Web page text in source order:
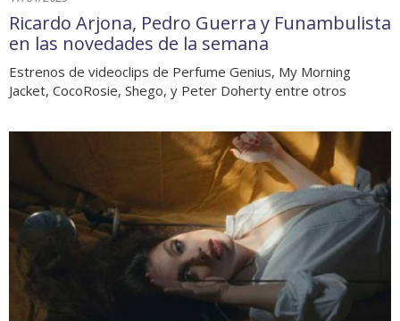
Ricardo Arjona, Pedro Guerra y Funambulista
en las novedades de la semana
Estrenos de videoclips de Perfume Genius, My Morning
Jacket, CocoRosie, Shego, y Peter Doherty entre otros